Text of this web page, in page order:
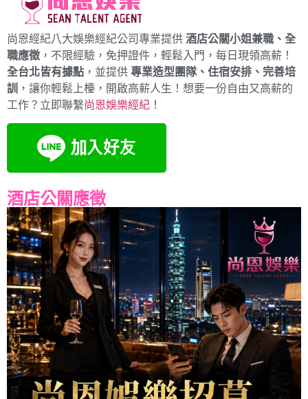
尚恩經紀八大娛樂經紀公司專業提供 酒店公關小姐兼職、全
職應徵 ，不限經驗，免押證件，輕鬆入門，每日現領高薪！
全台北皆有據點 ，並提供 專業造型團隊、住宿安排、完善培
訓
，讓你輕鬆上檯，開啟高薪人生！想要一份自由又高薪的
工作？立即聯繫尚恩娛樂經紀 ！
酒店公關應徵